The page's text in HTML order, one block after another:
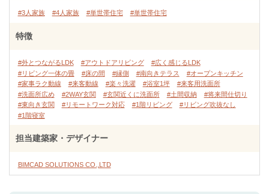
#3人家族 #4人家族 #単世帯住宅 #単世帯住宅
特徴
#外とつながるLDK #アウトドアリビング
#広く感じるLDK
#リビング一体の畳
#床の間 #縁側 #南向きテラス
#オープンキッチン
#家事ラク動線
#来客動線 #楽々洗濯 #浴室1坪
#来客用洗面所
#洗面所広め
#2WAY玄関 #玄関近くに洗面所 #土間収納
#将来間仕切り
#東向き玄関
#リモートワーク対応 #1階リビング
#リビング吹抜なし
#1階寝室
担当建築家・デザイナー
BIMCAD SOLUTIONS CO.,LTD